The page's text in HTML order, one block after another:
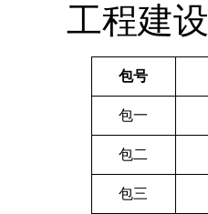
工程建
包号
包一
包二
包三